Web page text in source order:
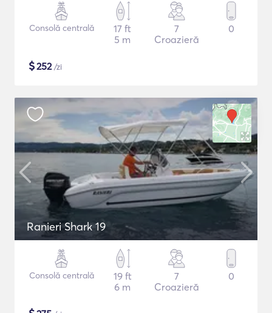
Consolă centrală
17 ft
5 m
7
Croazieră
0
$252/zi
Ranieri Shark 19
Consolă centrală
19 ft
6 m
7
Croazieră
0